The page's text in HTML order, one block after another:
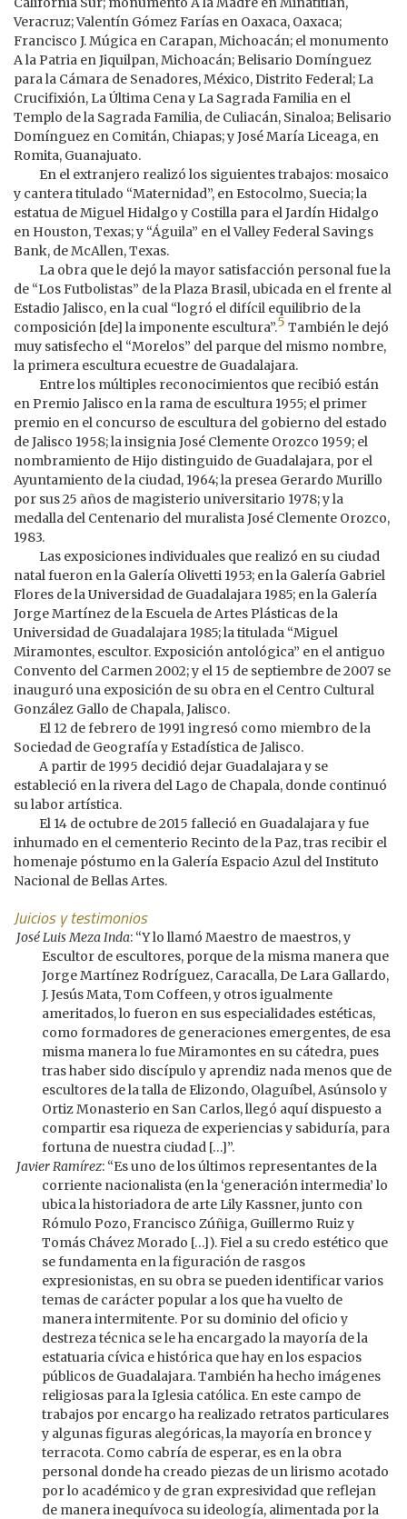
Veracruz; Valentín Gómez Farías en Oaxaca, Oaxaca;
Francisco J. Múgica en Carapan, Michoacán; el monumento
A la Patria en Jiquilpan, Michoacán; Belisario Domínguez
para la Cámara de Senadores, México, Distrito Federal; La
Crucifixión, La Última Cena y La Sagrada Familia en el
Templo de la Sagrada Familia, de Culiacán, Sinaloa; Belisario
Domínguez en Comitán, Chiapas; y José María Liceaga, en
Romita, Guanajuato.
En el extranjero realizó los siguientes trabajos: mosaico
y cantera titulado “Maternidad”, en Estocolmo, Suecia; la
estatua de Miguel Hidalgo y Costilla para el Jardín Hidalgo
en Houston, Texas; y “Águila” en el Valley Federal Savings
Bank, de McAllen, Texas.
La obra que le dejó la mayor satisfacción personal fue la
de “Los Futbolistas” de la Plaza Brasil, ubicada en el frente al
Estadio Jalisco, en la cual “logró el difícil equilibrio de la
composición [de] la imponente escultura”.5 También le dejó
muy satisfecho el “Morelos” del parque del mismo nombre,
la primera escultura ecuestre de Guadalajara.
Entre los múltiples reconocimientos que recibió están
en Premio Jalisco en la rama de escultura 1955; el primer
premio en el concurso de escultura del gobierno del estado
de Jalisco 1958; la insignia José Clemente Orozco 1959; el
nombramiento de Hijo distinguido de Guadalajara, por el
Ayuntamiento de la ciudad, 1964; la presea Gerardo Murillo
por sus 25 años de magisterio universitario 1978; y la
medalla del Centenario del muralista José Clemente Orozco,
1983.
Las exposiciones individuales que realizó en su ciudad
natal fueron en la Galería Olivetti 1953; en la Galería Gabriel
Flores de la Universidad de Guadalajara 1985; en la Galería
Jorge Martínez de la Escuela de Artes Plásticas de la
Universidad de Guadalajara 1985; la titulada “Miguel
Miramontes, escultor. Exposición antológica” en el antiguo
Convento del Carmen 2002; y el 15 de septiembre de 2007 se
inauguró una exposición de su obra en el Centro Cultural
González Gallo de Chapala, Jalisco.
El 12 de febrero de 1991 ingresó como miembro de la
Sociedad de Geografía y Estadística de Jalisco.
A partir de 1995 decidió dejar Guadalajara y se
estableció en la rivera del Lago de Chapala, donde continuó
su labor artística.
El 14 de octubre de 2015 falleció en Guadalajara y fue
inhumado en el cementerio Recinto de la Paz, tras recibir el
homenaje póstumo en la Galería Espacio Azul del Instituto
Nacional de Bellas Artes.
Juicios y testimonios
José Luis Meza Inda: “Y lo llamó Maestro de maestros, y
Escultor de escultores, porque de la misma manera que
Jorge Martínez Rodríguez, Caracalla, De Lara Gallardo,
J. Jesús Mata, Tom Coffeen, y otros igualmente
ameritados, lo fueron en sus especialidades estéticas,
como formadores de generaciones emergentes, de esa
misma manera lo fue Miramontes en su cátedra, pues
tras haber sido discípulo y aprendiz nada menos que de
escultores de la talla de Elizondo, Olaguíbel, Asúnsolo y
Ortiz Monasterio en San Carlos, llegó aquí dispuesto a
compartir esa riqueza de experiencias y sabiduría, para
fortuna de nuestra ciudad […]”.
Javier Ramírez: “Es uno de los últimos representantes de la
corriente nacionalista (en la ‘generación intermedia’ lo
ubica la historiadora de arte Lily Kassner, junto con
Rómulo Pozo, Francisco Zúñiga, Guillermo Ruiz y
Tomás Chávez Morado […]). Fiel a su credo estético que
se fundamenta en la figuración de rasgos
expresionistas, en su obra se pueden identificar varios
temas de carácter popular a los que ha vuelto de
manera intermitente. Por su dominio del oficio y
destreza técnica se le ha encargado la mayoría de la
estatuaria cívica e histórica que hay en los espacios
públicos de Guadalajara. También ha hecho imágenes
religiosas para la Iglesia católica. En este campo de
trabajos por encargo ha realizado retratos particulares
y algunas figuras alegóricas, la mayoría en bronce y
terracota. Como cabría de esperar, es en la obra
personal donde ha creado piezas de un lirismo acotado
por lo académico y de gran expresividad que reflejan
de manera inequívoca su ideología, alimentada por la